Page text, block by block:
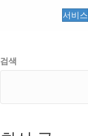
서비스
검색